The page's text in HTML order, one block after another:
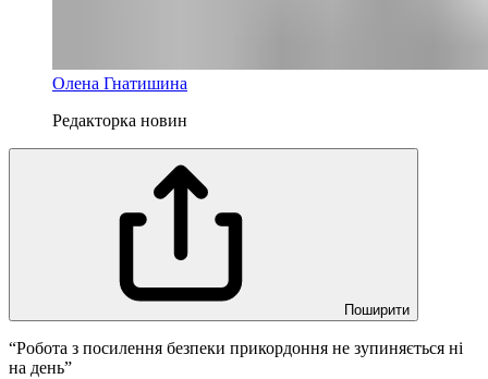
Олена Гнатишина
Редакторка новин
Поширити
“Робота з посилення безпеки прикордоння не зупиняється ні
на день”